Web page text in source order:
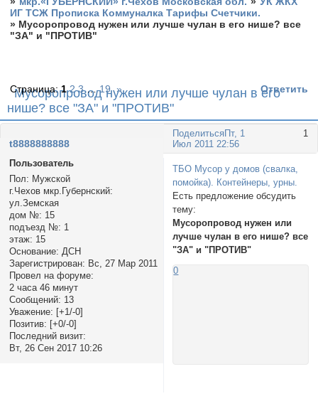
ИГ ТСЖ Прописка Коммуналка Тарифы Счетчики.
» Мусоропровод нужен или лучше чулан в его нише? все
"ЗА" и "ПРОТИВ"
Мусоропровод нужен или лучше чулан в его
нише? все "ЗА" и "ПРОТИВ"
Страница:1 2 3 … 19 » Ответить
Поделиться 1
Пт, 1
Июл 2011 22:56
t8888888888
Пользователь
Пол: Мужской
г.Чехов мкр.Губернский:
ул.Земская
дом №: 15
подъезд №: 1
этаж: 15
Основание: ДСН
Зарегистрирован: Вс, 27 Мар 2011
Провел на форуме:
2 часа 46 минут
Сообщений: 13
Уважение: [+1/-0]
Позитив: [+0/-0]
Последний визит:
Вт, 26 Сен 2017 10:26
ТБО Мусор у домов (свалка,
помойка). Контейнеры, урны.
Есть предложение обсудить
тему:
Мусоропровод нужен или
лучше чулан в его нише? все
"ЗА" и "ПРОТИВ"
0